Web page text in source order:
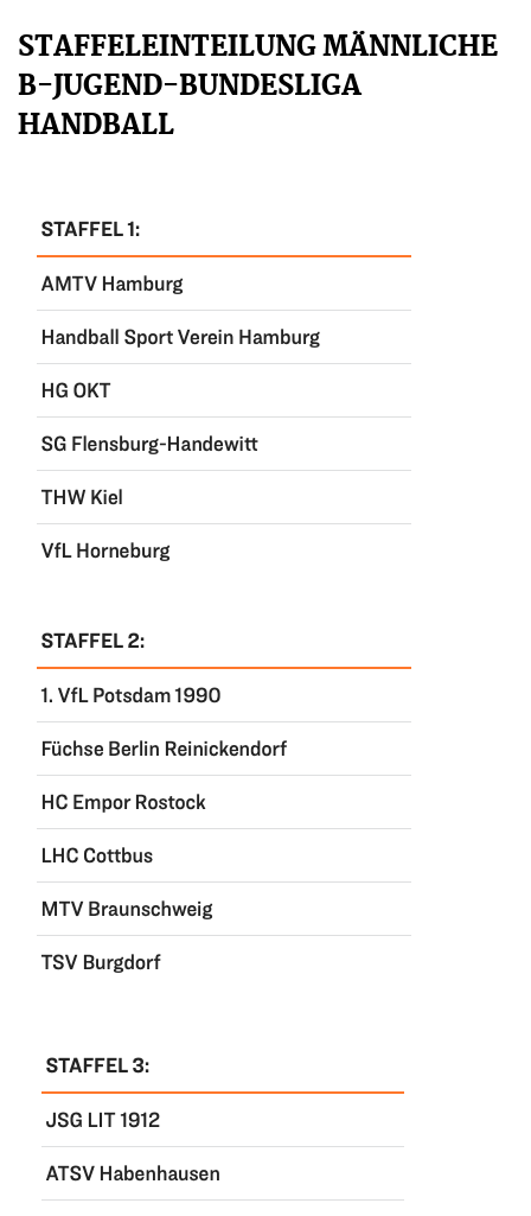
STAFFELEINTEILUNG MÄNNLICHE
B-JUGEND-BUNDESLIGA
HANDBALL